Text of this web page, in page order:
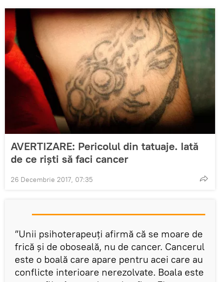
AVERTIZARE: Pericolul din tatuaje. Iată
de ce rişti să faci cancer
26 Decembrie 2017, 07:35
”Unii psihoterapeuți afirmă că se moare de
frică și de oboseală, nu de cancer. Cancerul
este o boală care apare pentru acei care au
conflicte interioare nerezolvate. Boala este